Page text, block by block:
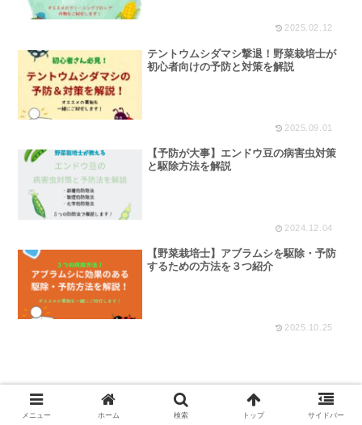
2025.02.12
テントウムシダマシ撃退！野菜栽培士が
初心者向けの予防と対策を解説
2025.09.01
【予防が大事】エンドウ豆の病害虫対策
と駆除方法を解説
2024.12.04
【野菜栽培士】アブラムシを駆除・予防
するための方法を３つ紹介
2025.10.25
スポンサーリンク
メニュー ホーム 検索 トップ サイドバー